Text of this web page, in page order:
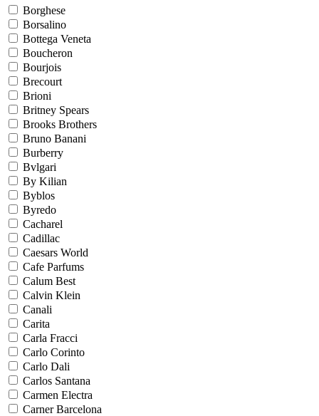
Borghese
Borsalino
Bottega Veneta
Boucheron
Bourjois
Brecourt
Brioni
Britney Spears
Brooks Brothers
Bruno Banani
Burberry
Bvlgari
By Kilian
Byblos
Byredo
Cacharel
Cadillac
Caesars World
Cafe Parfums
Calum Best
Calvin Klein
Canali
Carita
Carla Fracci
Carlo Corinto
Carlo Dali
Carlos Santana
Carmen Electra
Carner Barcelona